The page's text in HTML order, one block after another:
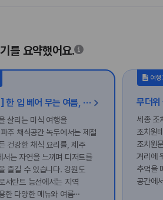
를 요약했어요.
[가볼래-터] 한 입 베어 무는 여름, 입맛 살리는 미식 여행
살리는 미식 여행을
주 채식공간 녹두에서는 제철
건강한 채식 요리를, 제주
서는 자연을 느끼며 디저트를
즐길 수 있습니다. 강원도
서란트 능선에서는 지역
한 다양한 메뉴와 여름
여
세종 조
조치원
조치원
거리에
추억을
공간에